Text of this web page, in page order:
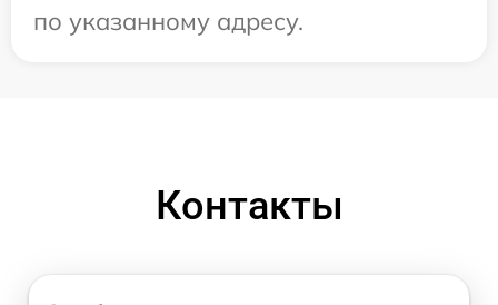
по указанному адресу.
Контакты